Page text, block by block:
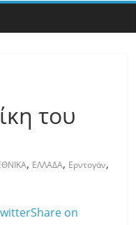
του
, ΕΛΛΑΔΑ, Ερντογάν,
Share on